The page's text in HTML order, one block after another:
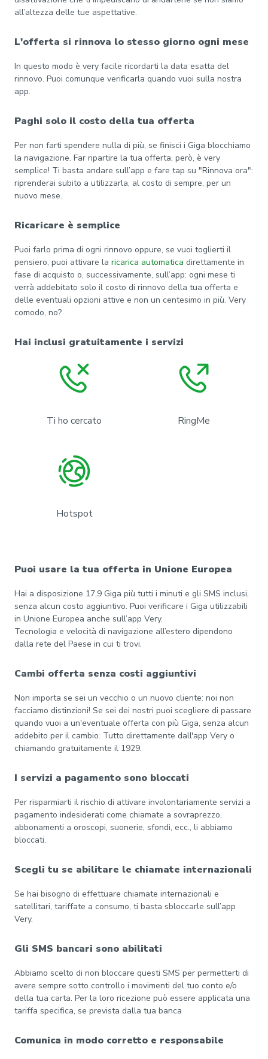
all’altezza delle tue aspettative.
L'offerta si rinnova lo stesso giorno ogni mese
In questo modo è very facile ricordarti la data esatta del
rinnovo. Puoi comunque verificarla quando vuoi sulla nostra
app.
Paghi solo il costo della tua offerta
Per non farti spendere nulla di più, se finisci i Giga blocchiamo
la navigazione. Far ripartire la tua offerta, però, è very
semplice! Ti basta andare sull’app e fare tap su "Rinnova ora":
riprenderai subito a utilizzarla, al costo di sempre, per un
nuovo mese.
Ricaricare è semplice
Puoi farlo prima di ogni rinnovo oppure, se vuoi toglierti il
pensiero, puoi attivare la ricarica automatica direttamente in
fase di acquisto o, successivamente, sull’app: ogni mese ti
verrà addebitato solo il costo di rinnovo della tua offerta e
delle eventuali opzioni attive e non un centesimo in più. Very
comodo, no?
Hai inclusi gratuitamente i servizi
Ti ho cercato RingMe
Hotspot
Puoi usare la tua offerta in Unione Europea
Hai a disposizione 17,9 Giga più tutti i minuti e gli SMS inclusi,
senza alcun costo aggiuntivo. Puoi verificare i Giga utilizzabili
in Unione Europea anche sull’app Very.
Tecnologia e velocità di navigazione all’estero dipendono
dalla rete del Paese in cui ti trovi.
Cambi offerta senza costi aggiuntivi
Non importa se sei un vecchio o un nuovo cliente: noi non
facciamo distinzioni! Se sei dei nostri puoi scegliere di passare
quando vuoi a un'eventuale offerta con più Giga, senza alcun
addebito per il cambio. Tutto direttamente dall'app Very o
chiamando gratuitamente il 1929.
I servizi a pagamento sono bloccati
Per risparmiarti il rischio di attivare involontariamente servizi a
pagamento indesiderati come chiamate a sovraprezzo,
abbonamenti a oroscopi, suonerie, sfondi, ecc., li abbiamo
bloccati.
Scegli tu se abilitare le chiamate internazionali
Se hai bisogno di effettuare chiamate internazionali e
satellitari, tariffate a consumo, ti basta sbloccarle sull’app
Very.
Gli SMS bancari sono abilitati
Abbiamo scelto di non bloccare questi SMS per permetterti di
avere sempre sotto controllo i movimenti del tuo conto e/o
della tua carta. Per la loro ricezione può essere applicata una
tariffa specifica, se prevista dalla tua banca
Comunica in modo corretto e responsabile